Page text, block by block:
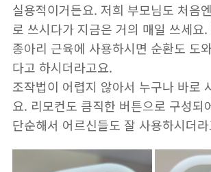
실용적이거든요. 저희 부모님도 처음
로 쓰시다가 지금은 거의 매일 쓰세요
종아리 근육에 사용하시면 순환도 도
다고 하시더라고요.
조작법이 어렵지 않아서 누구나 바로
요. 리모컨도 큼직한 버튼으로 구성되
단순해서 어르신들도 잘 사용하시더